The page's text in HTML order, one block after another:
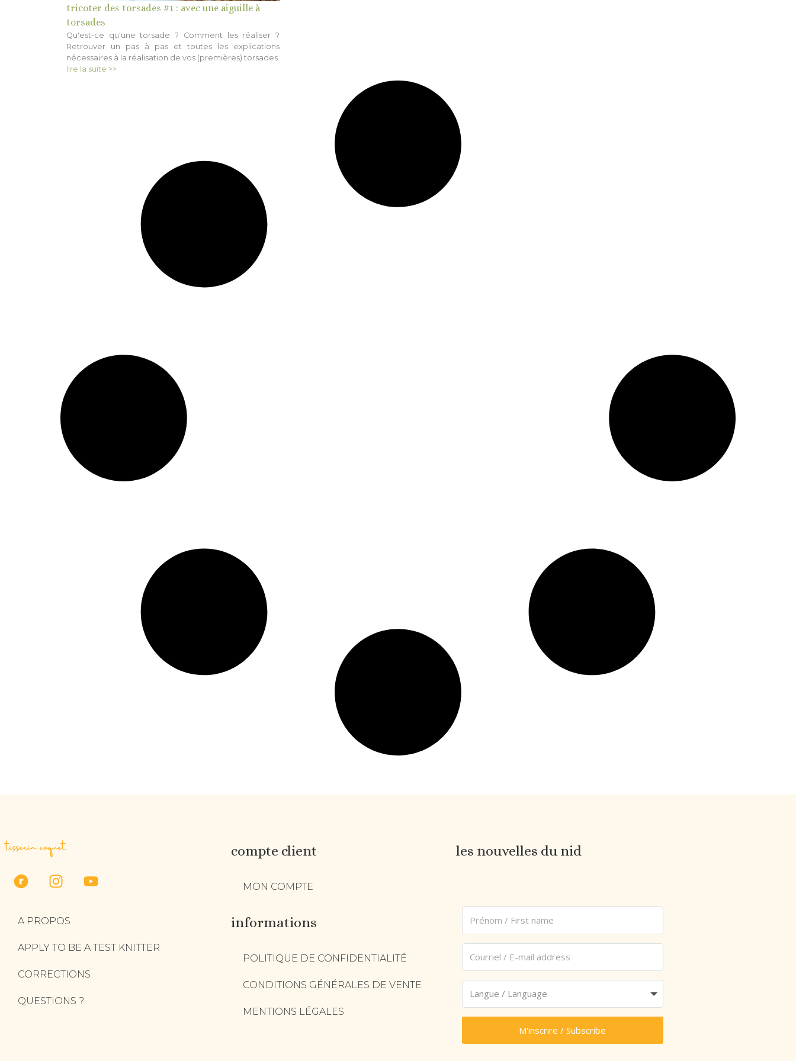
tricoter des torsades #1 : avec une aiguille à
torsades
Qu'est-ce qu'une torsade ? Comment les réaliser ?
Retrouver un pas à pas et toutes les explications
nécessaires à la réalisation de vos (premières) torsades.
lire la suite >>
tisserin coquet
A PROPOS
APPLY TO BE A TEST KNITTER
CORRECTIONS
QUESTIONS ?
compte client
MON COMPTE
informations
POLITIQUE DE CONFIDENTIALITÉ
CONDITIONS GÉNÉRALES DE VENTE
MENTIONS LÉGALES
les nouvelles du nid
M'inscrire / Subscribe